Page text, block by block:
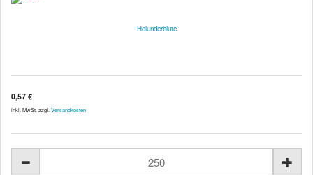
Holunderblüte
0,57 €
inkl. MwSt. zzgl. Versandkosten